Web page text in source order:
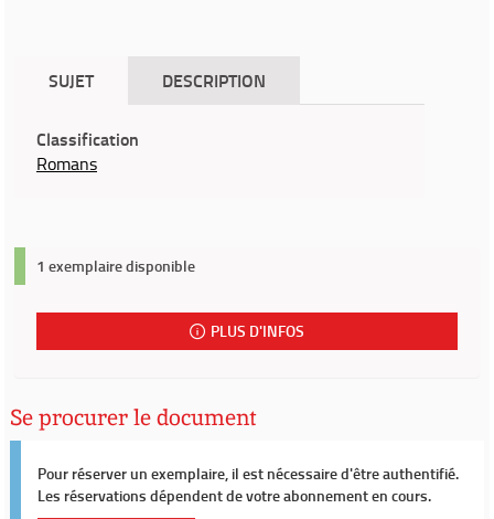
SUJET DESCRIPTION
Classification
Romans
1 exemplaire disponible
PLUS D'INFOS
Se procurer le document
Pour réserver un exemplaire, il est nécessaire d'être authentifié.
Les réservations dépendent de votre abonnement en cours.